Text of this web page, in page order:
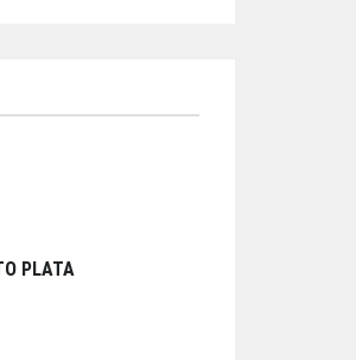
PLATA